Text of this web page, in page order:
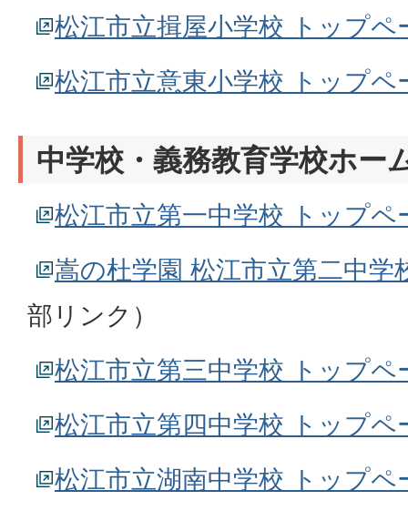
松江市立揖屋小学校 トップペ
松江市立意東小学校 トップペ
中学校・義務教育学校ホー
松江市立第一中学校 トップペ
嵩の杜学園 松江市立第二中学
部リンク）
松江市立第三中学校 トップペ
松江市立第四中学校 トップペ
松江市立湖南中学校 トップペ